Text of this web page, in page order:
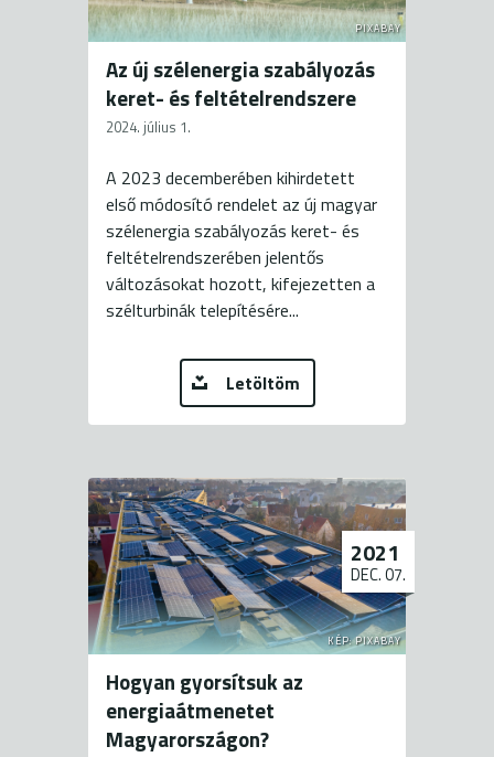
PIXABAY
Az új szélenergia szabályozás
keret- és feltételrendszere
2024. július 1.
A 2023 decemberében kihirdetett
első módosító rendelet az új magyar
szélenergia szabályozás keret- és
feltételrendszerében jelentős
változásokat hozott, kifejezetten a
szélturbinák telepítésére...
Letöltöm
KÉP: PIXABAY
Hogyan gyorsítsuk az
energiaátmenetet
Magyarországon?
2021
DEC. 07.